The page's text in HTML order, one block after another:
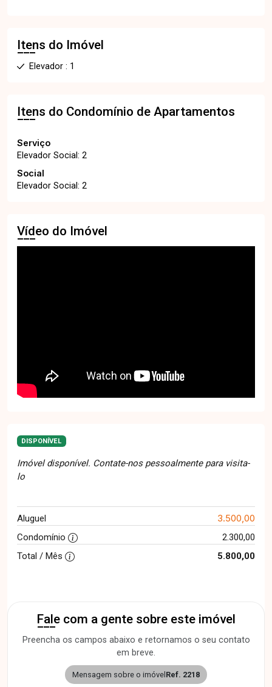
Itens do Imóvel
Elevador : 1
Itens do Condomínio de Apartamentos
Serviço
Elevador Social: 2
Social
Elevador Social: 2
Vídeo do Imóvel
DISPONÍVEL
Imóvel disponível. Contate-nos pessoalmente para visita-
lo
Aluguel 3.500,00
Condomínio
2.300,00
Total / Mês
5.800,00
Fale com a gente sobre este imóvel
Preencha os campos abaixo e retornamos o seu contato
em breve.
Mensagem sobre o imóvel Ref. 2218